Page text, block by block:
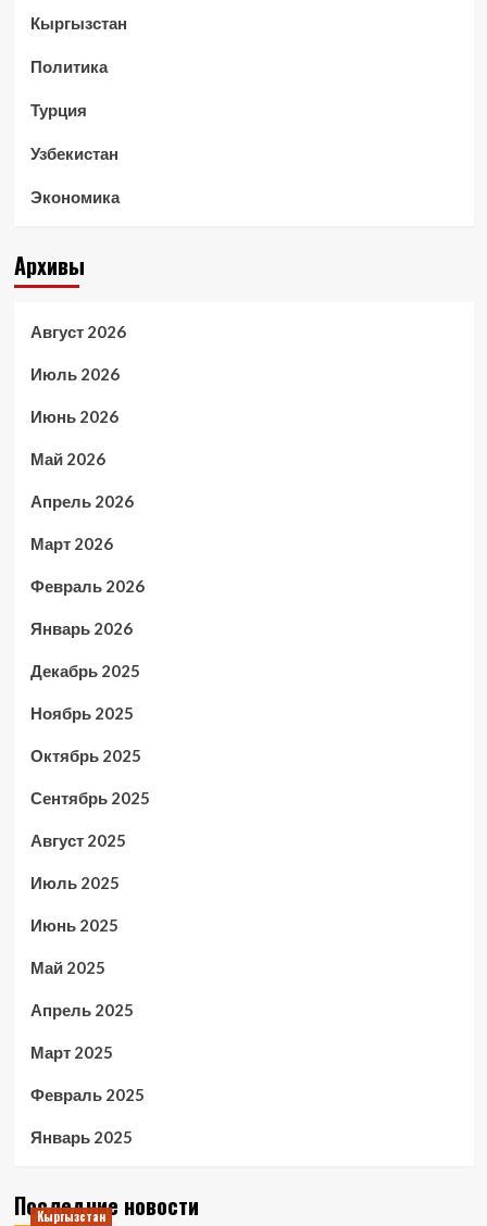
Кыргызстан
Политика
Турция
Узбекистан
Экономика
Архивы
Август 2026
Июль 2026
Июнь 2026
Май 2026
Апрель 2026
Март 2026
Февраль 2026
Январь 2026
Декабрь 2025
Ноябрь 2025
Октябрь 2025
Сентябрь 2025
Август 2025
Июль 2025
Июнь 2025
Май 2025
Апрель 2025
Март 2025
Февраль 2025
Январь 2025
Последние новости
Кыргызстан